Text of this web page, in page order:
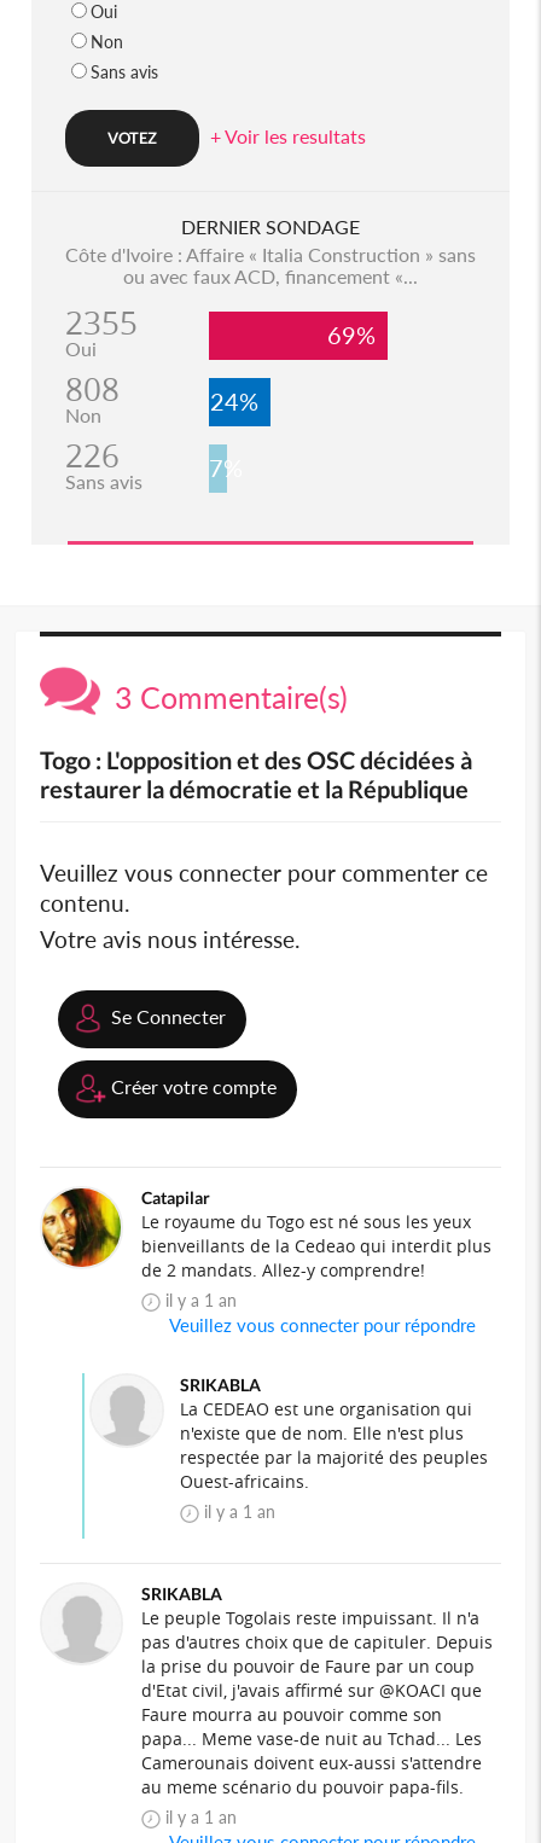
Oui
Non
Sans avis
+ Voir les resultats
DERNIER SONDAGE
Côte d'Ivoire : Affaire « Italia Construction » sans
ou avec faux ACD, financement «...
2355
Oui 69%
808
Non 24%
226
Sans avis 7%
3 Commentaire(s)
Togo : L'opposition et des OSC décidées à
restaurer la démocratie et la République
Veuillez vous connecter pour commenter ce
contenu.
Votre avis nous intéresse.
Se Connecter
Créer votre compte
Catapilar
Le royaume du Togo est né sous les yeux
bienveillants de la Cedeao qui interdit plus
de 2 mandats. Allez-y comprendre!
il y a 1 an
Veuillez vous connecter pour répondre
SRIKABLA
La CEDEAO est une organisation qui
n'existe que de nom. Elle n'est plus
respectée par la majorité des peuples
Ouest-africains.
il y a 1 an
SRIKABLA
Le peuple Togolais reste impuissant. Il n'a
pas d'autres choix que de capituler. Depuis
la prise du pouvoir de Faure par un coup
d'Etat civil, j'avais affirmé sur @KOACI que
Faure mourra au pouvoir comme son
papa... Meme vase-de nuit au Tchad... Les
Camerounais doivent eux-aussi s'attendre
au meme scénario du pouvoir papa-fils.
il y a 1 an